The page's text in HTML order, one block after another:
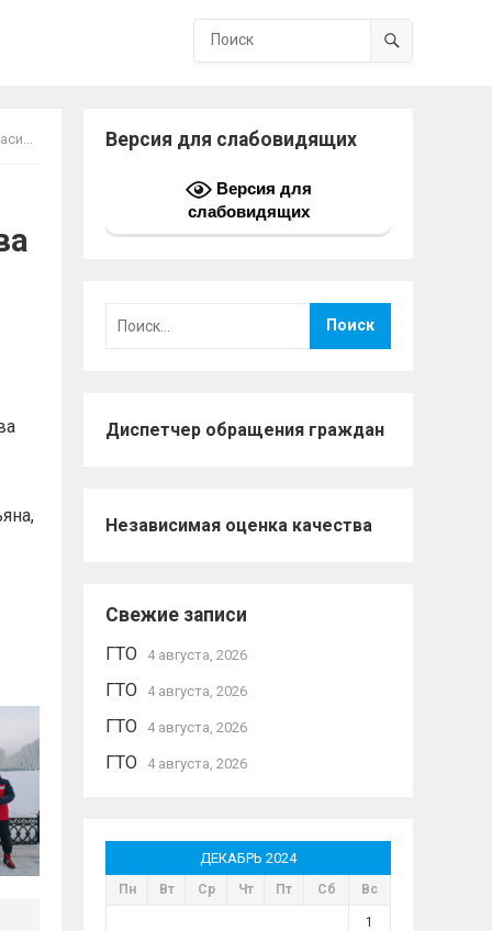
Версия для слабовидящих
Версия для
слабовидящих
Диспетчер обращения граждан
Независимая оценка качества
Свежие записи
ГТО 4 августа, 2026
ГТО 4 августа, 2026
ГТО 4 августа, 2026
ГТО 4 августа, 2026
ДЕКАБРЬ 2024
Пн Вт Ср Чт Пт Сб Вс
1